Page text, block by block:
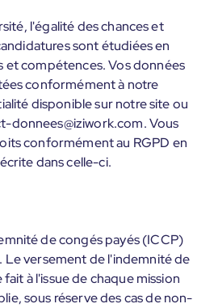
l'égalité des chances et
sont étudiées en
compétences. Vos données
conformément à notre
disponible sur notre site ou
donnees@iziwork.com. Vous
conformément au RGPD en
dans celle-ci.
de congés payés (ICCP)
Le versement de l'indemnité de
à l'issue de chaque mission
sous réserve des cas de non-